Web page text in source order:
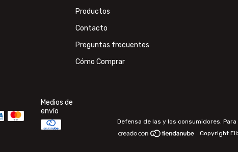
Productos
Contacto
Preguntas frecuentes
Cómo Comprar
Medios de
envío
Defensa de las y los consumidores.
Copyright